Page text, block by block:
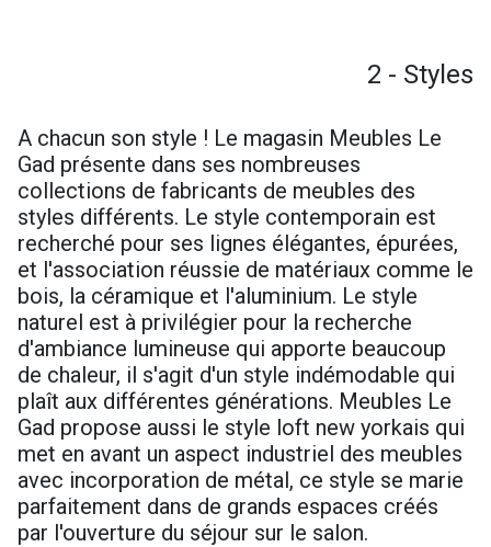
2 - Styles
A chacun son style ! Le magasin Meubles Le
Gad présente dans ses nombreuses
collections de fabricants de meubles des
styles différents. Le style contemporain est
recherché pour ses lignes élégantes, épurées,
et l'association réussie de matériaux comme le
bois, la céramique et l'aluminium. Le style
naturel est à privilégier pour la recherche
d'ambiance lumineuse qui apporte beaucoup
de chaleur, il s'agit d'un style indémodable qui
plaît aux différentes générations. Meubles Le
Gad propose aussi le style loft new yorkais qui
met en avant un aspect industriel des meubles
avec incorporation de métal, ce style se marie
parfaitement dans de grands espaces créés
par l'ouverture du séjour sur le salon.